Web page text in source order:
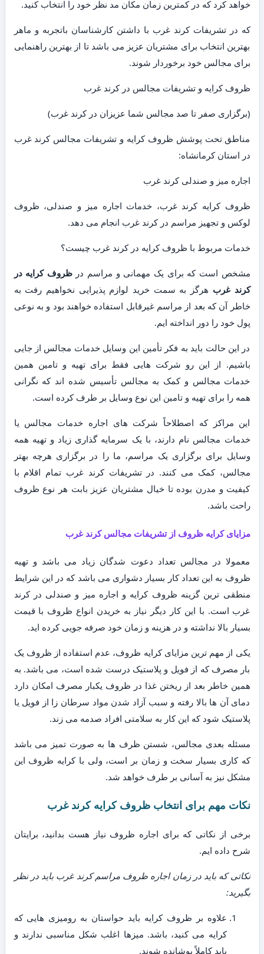
خواهد کرد که در کمترین زمان مکان مد نظر خود را انتخاب کنید.
که در تشریفات کرند غرب با داشتن کارشناسان باتجربه و ماهر
بهترین انتخاب برای مشتریان عزیز می باشد تا از بهترین راهنمایی
برای مجالس خود برخوردار شوند.
ظروف کرایه و تشریفات مجالس در کرند غرب
(برگزاری صفر تا صد مجالس شما عزیزان در کرند غرب)
مناطق تحت پوشش ظروف کرایه و تشریفات مجالس کرند غرب
در استان کرمانشاه:
اجاره میز و صندلی کرند غرب
ظروف کرایه کرند غرب، خدمات اجاره میز و صندلی، ظروف
لوکس و تجهیز مراسم در کرند غرب انجام می دهد.
خدمات مربوط با ظروف کرایه در کرند غرب چیست؟
مشخص است که برای یک مهمانی و مراسم درظروف کرایه در
کرند غرب هرگز به سمت خرید لوازم پذیرایی نخواهیم رفت به
خاطر آن که بعد از مراسم غیرقابل استفاده خواهند بود و به نوعی
پول خود را دور انداخته ایم.
در این حالت باید به فکر تأمین این وسایل خدمات مجالس از جایی
باشیم. از این رو شرکت هایی فقط برای تهیه و تامین همین
خدمات مجالس و کمک به مجالس تأسیس شده اند که نگرانی
همه را برای تهیه و تامین این نوع وسایل بر طرف کرده است.
این مراکز که اصطلاحاً شرکت های اجاره خدمات مجالس یا
خدمات مجالس نام دارند، با یک سرمایه گذاری زیاد و تهیه همه
وسایل برای برگزاری یک مراسم، ما را در برگزاری هرچه بهتر
مجالس، کمک می کنند. در تشریفات کرند غرب تمام اقلام با
کیفیت و مدرن بوده تا خیال مشتریان عزیز بابت هر نوع ظروف
راحت باشد.
مزایای کرایه ظروف از تشریفات مجالس کرند غرب
معمولا در مجالس تعداد دعوت شدگان زیاد می باشد و تهیه
ظروف به این تعداد کار بسیار دشواری می باشد که در این شرایط
منطقی ترین گزینه ظروف کرایه و اجاره میز و صندلی در کرند
غرب است. با این کار دیگر نیاز به خریدن انواع ظروف با قیمت
بسیار بالا نداشته و در هزینه و زمان خود صرفه جویی کرده اید.
یکی از مهم ترین مزایای کرایه ظروف، عدم استفاده از ظروف یک
بار مصرف که از فویل و پلاستیک درست شده است، می باشد. به
همین خاطر بعد از ریختن غذا در ظروف یکبار مصرف امکان دارد
دمای آن ها بالا رفته و سبب آزاد شدن مواد سرطان زا از فویل یا
پلاستیک شود که این کار به سلامتی افراد صدمه می زند.
مسئله بعدی مجالس، شستن ظرف ها به صورت تمیز می باشد
که کاری بسیار سخت و زمان بر است، ولی با کرایه ظروف این
مشکل نیز به آسانی بر طرف خواهد شد.
نکات مهم برای انتخاب ظروف کرایه کرند غرب
برخی از نکاتی که برای اجاره ظروف نیاز هست بدانید، برایتان
شرح داده ایم.
نکاتی که باید در زمان اجاره ظروف مراسم کرند غرب باید در نظر
بگیرید:
علاوه بر ظروف کرایه باید حواستان به رومیزی هایی که
کرایه می کنید، باشد. میزها اغلب شکل مناسبی ندارند و
باید کاملاً پوشانده شوند.